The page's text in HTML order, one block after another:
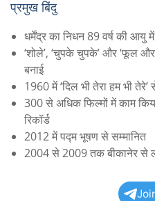
प्रमुख बिंदु
धर्मेंद्र का निधन 89 वर्ष की आयु
‘शोले’, ‘चुपके चुपके’ और ‘फूल
बनाई
1960 में ‘दिल भी तेरा हम भी तेरे’
300 से अधिक फिल्मों में काम
रिकॉर्ड
2012 में पद्म भूषण से सम्मानित
2004 से 2009 तक बीकानेर से